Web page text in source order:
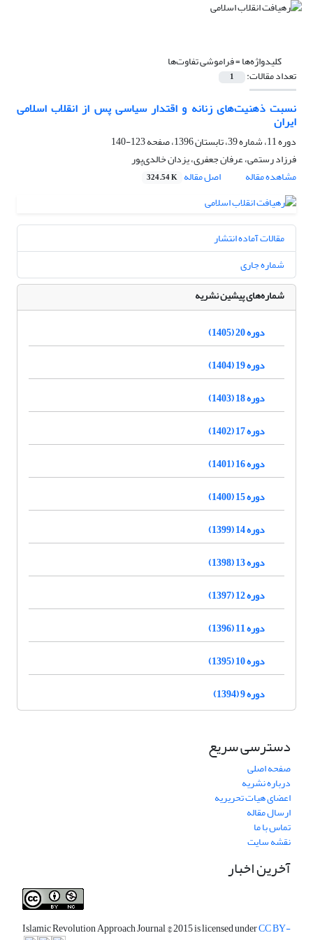
کلیدواژه‌ها =فراموشی تفاوت‌ها
تعداد مقالات: 1
نسبت ذهنیت‌های زنانه و اقتدار سیاسی پس از انقلاب اسلامی
ایران
دوره 11، شماره 39، تابستان 1396، صفحه
123-140
فرزاد رستمی، عرفان جعفری، یزدان خالدی‌پور
مشاهده مقاله
اصل مقاله 324.54 K
مقالات آماده انتشار
شماره جاری
شماره‌های پیشین نشریه
دوره 20 (1405)
دوره 19 (1404)
دوره 18 (1403)
دوره 17 (1402)
دوره 16 (1401)
دوره 15 (1400)
دوره 14 (1399)
دوره 13 (1398)
دوره 12 (1397)
دوره 11 (1396)
دوره 10 (1395)
دوره 9 (1394)
دسترسی سریع
صفحه اصلی
درباره نشریه
اعضای هیات تحریریه
ارسال مقاله
تماس با ما
نقشه سایت
آخرین اخبار
Islamic Revolution Approach Journal© 2015 is licensed underCC BY-